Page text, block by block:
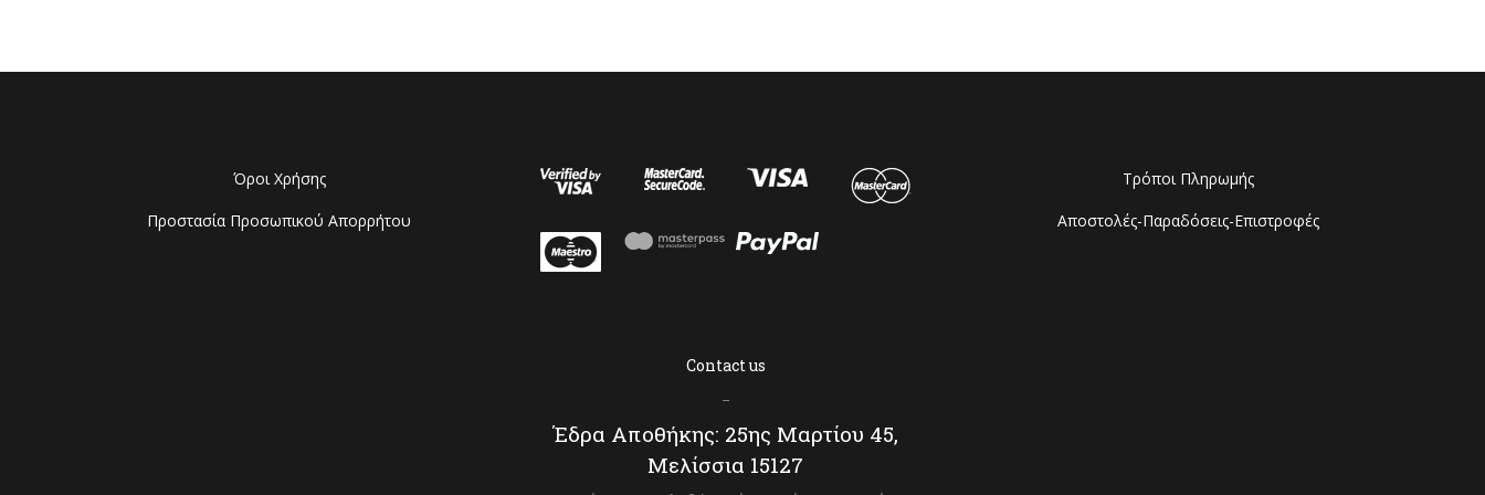
Όροι Χρήσης
Προστασία Προσωπικού Απορρήτου
Τρόποι Πληρωμής
Αποστολές-Παραδόσεις-Επιστροφές
Contact us
–
Έδρα Αποθήκης: 25ης Μαρτίου 45,
Μελίσσια 15127